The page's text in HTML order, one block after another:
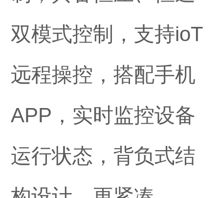
双模式控制，支持ioT
远程操控，搭配手机
APP，实时监控设备
运行状态，背负式结